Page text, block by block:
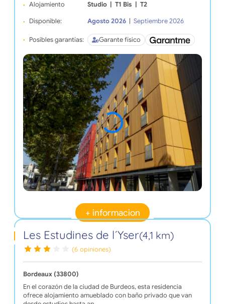
Alojamiento Studio T1 Bis T2
Disponible: Agosto 2026 Septiembre 2026
Posibles garantías: Garante físico
+ informacion
Les Estudines de l´Yser(4,1 km)
(6 opiniones)
Bordeaux (33800)
En el corazón de la ciudad de Burdeos, esta residencia
ofrece alojamiento amueblado con baño privado que van